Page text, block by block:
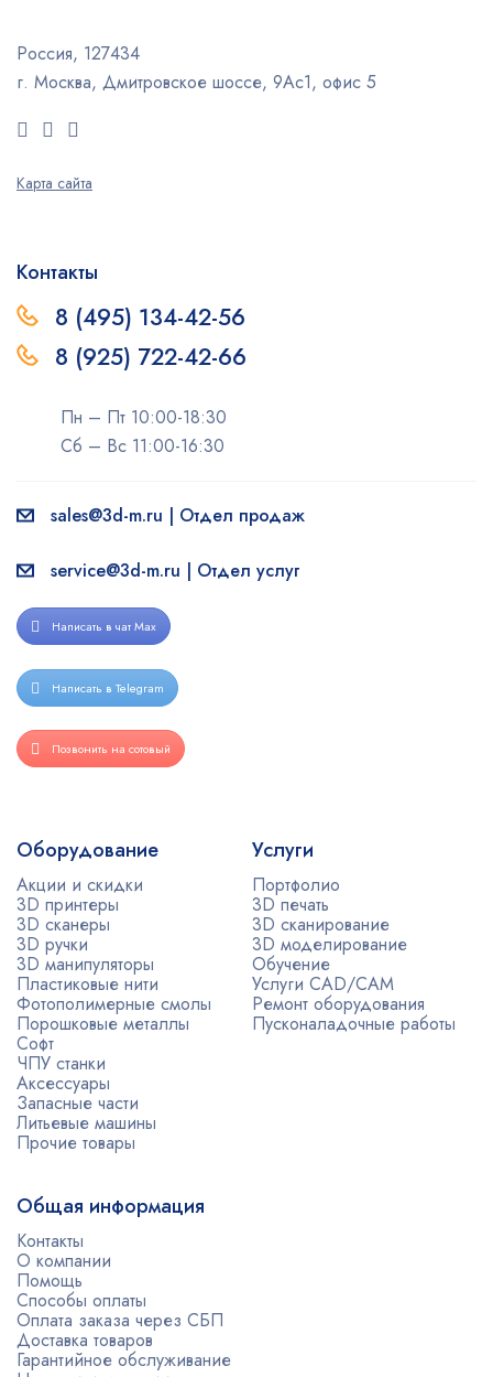
Россия, 127434
г. Москва, Дмитровское шоссе, 9Ас1, офис 5
Карта сайта
Контакты
8 (495) 134-42-56
8 (925) 722-42-66
Пн – Пт 10:00-18:30
Сб – Вс 11:00-16:30
sales@3d-m.ru | Отдел продаж
service@3d-m.ru | Отдел услуг
Написать в чат Max
Написать в Telegram
Позвонить на сотовый
Оборудование
Акции и скидки
3D принтеры
3D сканеры
3D ручки
3D манипуляторы
Пластиковые нити
Фотополимерные смолы
Порошковые металлы
Софт
ЧПУ станки
Аксессуары
Запасные части
Литьевые машины
Прочие товары
Услуги
Портфолио
3D печать
3D сканирование
3D моделирование
Обучение
Услуги CAD/CAM
Ремонт оборудования
Пусконаладочные работы
Общая информация
Контакты
О компании
Помощь
Способы оплаты
Оплата заказа через СБП
Доставка товаров
Гарантийное обслуживание